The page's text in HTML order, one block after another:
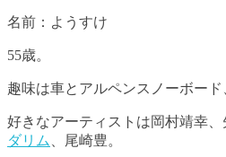
名前：ようすけ
55歳。
趣味は車とアルペンスノーボード
好きなアーティストは岡村靖幸、
ダリム
、尾崎豊。